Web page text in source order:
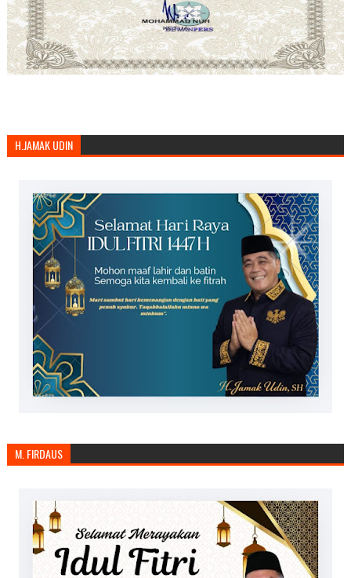
H.JAMAK UDIN
M. FIRDAUS